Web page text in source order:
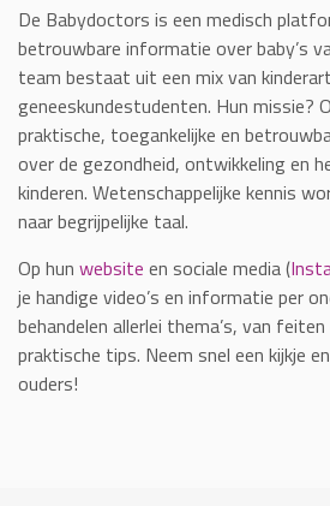
De Babydoctors is een medisch
betrouwbare informatie over baby’s
team bestaat uit een mix van
geneeskundestudenten. Hun missie?
praktische, toegankelijke en
over de gezondheid, ontwikkeling en
kinderen. Wetenschappelijke kennis
naar begrijpelijke taal.
Op hun website en sociale media (
je handige video’s en informatie per
behandelen allerlei thema’s, van
praktische tips. Neem snel een kijkje
ouders!